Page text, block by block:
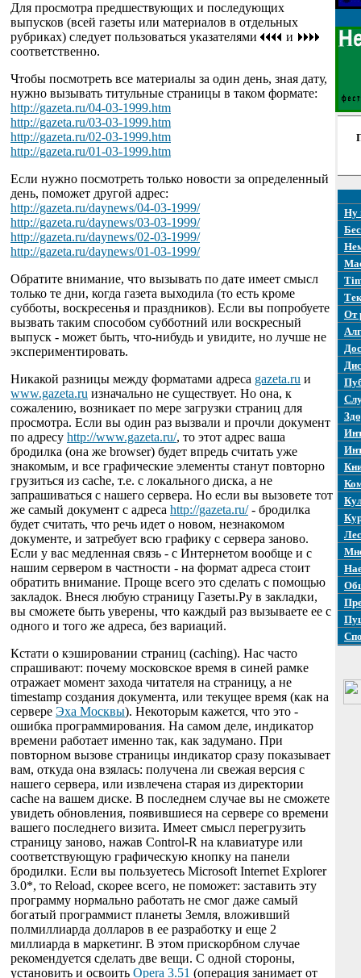
Для просмотра предшествующих и последующих
выпусков (всей газеты или материалов в отдельных
рубриках) следует пользоваться указателями
и
соответственно.
Чтобы посмотреть все материалы за один день, зная дату,
нужно вызывать титульные страницы в таком формате:
http://gazeta.ru/04-03-1999.htm
http://gazeta.ru/03-03-1999.htm
http://gazeta.ru/02-03-1999.htm
http://gazeta.ru/01-03-1999.htm
Если нужно посмотреть только новости за определенный
день, поможет другой адрес:
http://gazeta.ru/daynews/04-03-1999/
http://gazeta.ru/daynews/03-03-1999/
http://gazeta.ru/daynews/02-03-1999/
http://gazeta.ru/daynews/01-03-1999/
Обратите внимание, что вызывать по дате имеет смысл
только те дни, когда газета выходила (то есть кроме
субботы, воскресенья и праздников). Если вы попробуете
вызвать таким способом субботний или воскресный
выпуск - может быть, что-нибудь и увидите, но лучше не
экспериментировать.
Никакой разницы между форматами адреса gazeta.ru и
www.gazeta.ru изначально не существует. Но она, к
сожалению, возникает по мере загрузки страниц для
просмотра. Если вы один раз вызвали и прочли документ
по адресу http://www.gazeta.ru/, то этот адрес ваша
бродилка (она же browser) будет впредь считать уже
знакомым, и все графические элементы станут повторно
грузиться из cache, т.е. с локального диска, а не
запрашиваться с нашего сервера. Но если вы вызовете тот
же самый документ с адреса http://gazeta.ru/- бродилка
будет считать, что речь идет о новом, незнакомом
документе, и затребует всю графику с сервера заново.
Если у вас медленная связь - с Интернетом вообще и с
нашим сервером в частности - на формат адреса стоит
обратить внимание. Проще всего это сделать с помощью
закладок. Внеся любую страницу Газеты.Ру в закладки,
вы сможете быть уверены, что каждый раз вызываете ее с
одного и того же адреса, без вариаций.
Кстати о кэшировании страниц (caching). Нас часто
спрашивают: почему московское время в синей рамке
отражает момент захода читателя на страницу, а не
timestamp создания документа, или текущее время (как на
сервере Эха Москвы). Некоторым кажется, что это -
ошибка программирования. На самом деле, индикатор
времени работает именно так, как задумано. При
повторном вызове страницы индикатор сразу показывает
вам, откуда она взялась: получена ли свежая версия с
нашего сервера, или извлечена старая из директории
cache на вашем диске. В последнем случае вы не сможете
увидеть обновления, появившиеся на сервере со времени
вашего последнего визита. Имеет смысл перегрузить
страницу заново, нажав Control-R на клавиатуре или
соответствующую графическую кнопку на панели
бродилки. Если вы пользуетесь Microsoft Internet Explorer
3.0*, то Reload, скорее всего, не поможет: заставить эту
программу нормально работать не смог даже самый
богатый программист планеты Земля, вложивший
полмиллиарда долларов в ее разработку и еще 2
миллиарда в маркетинг. В этом прискорбном случае
рекомендуется сделать две вещи. С одной стороны,
установить и освоить Opera 3.51 (операция занимает от
Ну
От